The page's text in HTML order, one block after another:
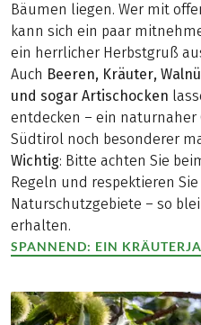
Bäumen liegen. Wer mit
kann sich ein paar
ein herrlicher Herbstgruß
Auch Beeren, Kräuter,
und sogar Artischocken
entdecken – ein naturnaher
Südtirol noch besonderer
Wichtig: Bitte achten Sie
Regeln und respektieren
Naturschutzgebiete – so
erhalten.
SPANNEND: EIN